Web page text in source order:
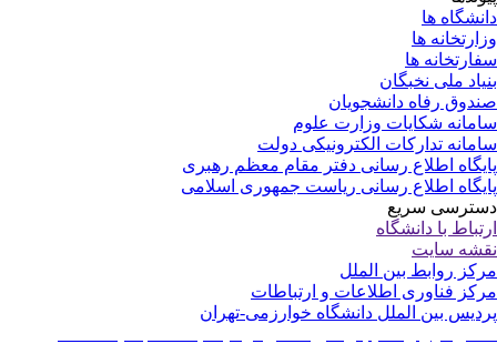
ها
ها
ها
ملی نخبگان
رفاه دانشجویان
شکایات وزارت علوم
تدارکات الکترونیکی دولت
اطلاع رسانی دفتر مقام معظم رهبری
اطلاع رسانی ریاست جمهوری اسلامی
سریع
با دانشگاه
سایت
روابط بین الملل
فناوری اطلاعات و ارتباطات
بین الملل دانشگاه خوارزمی-تهران